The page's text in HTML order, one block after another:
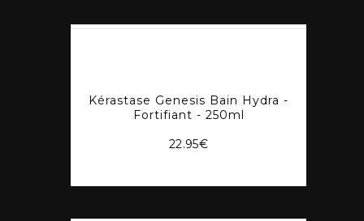
Kérastase Genesis Bain Hydra -
Fortifiant - 250ml
22.95€